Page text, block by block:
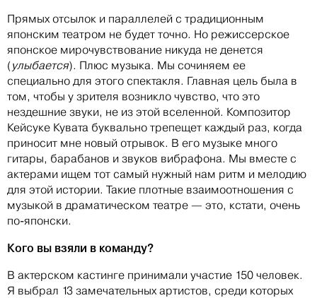
Прямых отсылок и параллелей с традиционным
японским театром не будет точно. Но режиссерское
японское мирочувствование никуда не денется
( улыбается). Плюс музыка. Мы сочиняем ее
специально для этого спектакля. Главная цель была в
том, чтобы у зрителя возникло чувство, что это
нездешние звуки, не из этой вселенной. Композитор
Кейсуке Кувата буквально трепещет каждый раз, когда
приносит мне новый отрывок. В его музыке много
гитары, барабанов и звуков вибрафона. Мы вместе с
актерами ищем тот самый нужный нам ритм и мелодию
для этой истории. Такие плотные взаимоотношения с
музыкой в драматическом театре — это, кстати, очень
по-японски.
Кого вы взяли в команду?
В актерском кастинге принимали участие 150 человек.
Я выбрал 13 замечательных артистов, среди которых